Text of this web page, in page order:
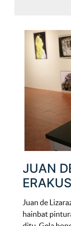
JUAN
Juan de
hainbat